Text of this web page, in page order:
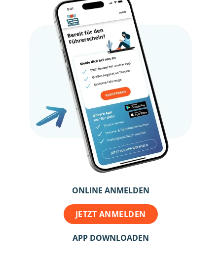
ONLINE ANMELDEN
JETZT ANMELDEN
APP DOWNLOADEN